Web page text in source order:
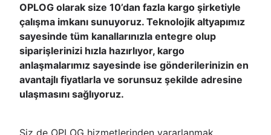
OPLOG olarak size 10’dan fazla kargo şirketiyle
çalışma imkanı sunuyoruz. Teknolojik altyapımız
sayesinde tüm kanallarınızla entegre olup
siparişlerinizi hızla hazırlıyor, kargo
anlaşmalarımız sayesinde ise gönderilerinizin en
avantajlı fiyatlarla ve sorunsuz şekilde adresine
ulaşmasını sağlıyoruz.
Siz de OPLOG hizmetlerinden yararlanmak